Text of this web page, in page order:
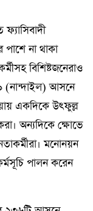
পাশে না থাকা
বিশিষ্টজনেরাও
(নান্দাইল) আসনে
একদিকে উৎফুল্ল
অন্যদিকে ক্ষোভে
মনোনয়ন
পালন করেন